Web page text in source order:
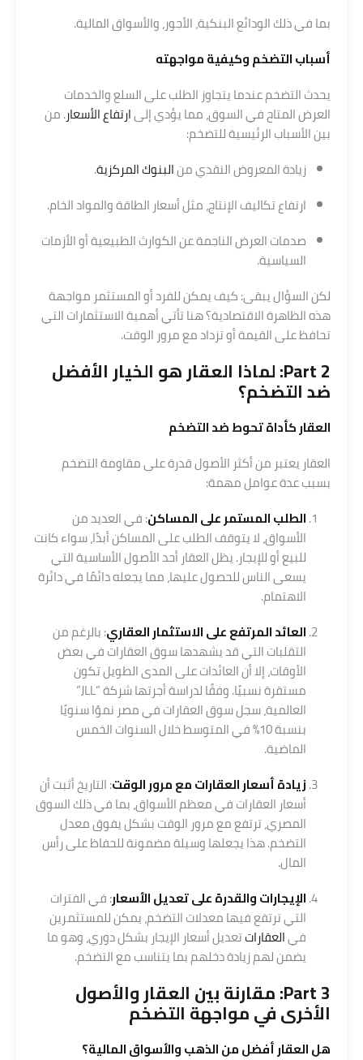
بما في ذلك الودائع البنكية، الأجور، والأسواق المالية.
أسباب التضخم وكيفية مواجهته
يحدث التضخم عندما يتجاوز الطلب على السلع والخدمات
العرض المتاح في السوق، مما يؤدي إلىارتفاع الأسعار. من
بين الأسباب الرئيسية للتضخم:
زيادة المعروض النقدي منالبنوك المركزية.
ارتفاع تكاليف الإنتاج، مثل أسعار الطاقة والمواد الخام.
صدمات العرض الناجمة عن الكوارث الطبيعية أو الأزمات
السياسية.
لكن السؤال يبقى: كيف يمكن للفرد أو المستثمر مواجهة
هذه الظاهرة الاقتصادية؟ هنا تأتي أهمية الاستثمارات التي
تحافظ على القيمة أو تزداد مع مرور الوقت.
Part 2: لماذا العقار هو الخيار الأفضل
ضد التضخم؟
العقار كأداة تحوط ضد التضخم
العقار يعتبر من أكثر الأصول قدرة على مقاومة التضخم
بسبب عدة عوامل مهمة:
الطلب المستمر على المساكن: في العديد من
الأسواق، لا يتوقف الطلب على المساكن أبدًا، سواء كانت
للبيع أو للإيجار. يظل العقار أحد الأصول الأساسية التي
يسعى الناس للحصول عليها، مما يجعله دائمًا في دائرة
الاهتمام.
العائد المرتفع علىالاستثمار العقاري: بالرغم من
التقلبات التي قد يشهدها سوق العقارات في بعض
الأوقات، إلا أن العائدات على المدى الطويل تكون
مستقرة نسبيًا. وفقًا لدراسة أجرتها شركة “JLL”
العالمية، سجل سوق العقارات في مصر نموًا سنويًا
بنسبة 10% في المتوسط خلال السنوات الخمس
الماضية.
زيادة أسعار العقارات مع مرور الوقت: التاريخ أثبت أن
أسعار العقارات في معظم الأسواق، بما في ذلك السوق
المصري، ترتفع مع مرور الوقت بشكل يفوق معدل
التضخم. هذا يجعلها وسيلة مضمونة للحفاظ على رأس
المال.
الإيجارات والقدرة على تعديل الأسعار: في الفترات
التي ترتفع فيها معدلات التضخم، يمكن للمستثمرين
فيالعقاراتتعديل أسعار الإيجار بشكل دوري، وهو ما
يضمن لهم زيادة دخلهم بما يتناسب مع التضخم.
Part 3: مقارنة بين العقار والأصول
الأخرى في مواجهة التضخم
هل العقار أفضل من الذهب والأسواق المالية؟